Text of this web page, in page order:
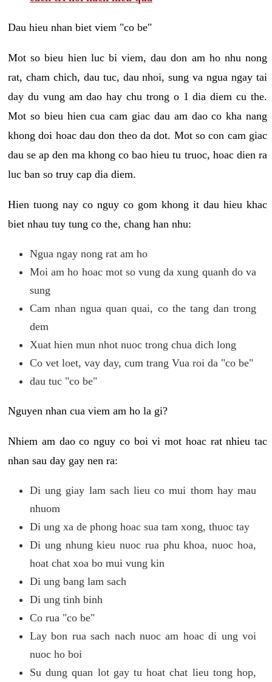
Dau hieu nhan biet viem "co be"
Mot so bieu hien luc bi viem, dau don am ho nhu nong
rat, cham chich, dau tuc, dau nhoi, sung va ngua ngay tai
day du vung am dao hay chu trong o 1 dia diem cu the.
Mot so bieu hien cua cam giac dau am dao co kha nang
khong doi hoac dau don theo da dot. Mot so con cam giac
dau se ap den ma khong co bao hieu tu truoc, hoac dien ra
luc ban so truy cap dia diem.
Hien tuong nay co nguy co gom khong it dau hieu khac
biet nhau tuy tung co the, chang han nhu:
Ngua ngay nong rat am ho
Moi am ho hoac mot so vung da xung quanh do va
sung
Cam nhan ngua quan quai, co the tang dan trong
dem
Xuat hien mun nhot nuoc trong chua dich long
Co vet loet, vay day, cum trang Vua roi da "co be"
dau tuc "co be"
Nguyen nhan cua viem am ho la gi?
Nhiem am dao co nguy co boi vi mot hoac rat nhieu tac
nhan sau day gay nen ra:
Di ung giay lam sach lieu co mui thom hay mau
nhuom
Di ung xa de phong hoac sua tam xong, thuoc tay
Di ung nhung kieu nuoc rua phu khoa, nuoc hoa,
hoat chat xoa bo mui vung kin
Di ung bang lam sach
Di ung tinh binh
Co rua "co be"
Lay bon rua sach nach nuoc am hoac di ung voi
nuoc ho boi
Su dung quan lot gay tu hoat chat lieu tong hop,